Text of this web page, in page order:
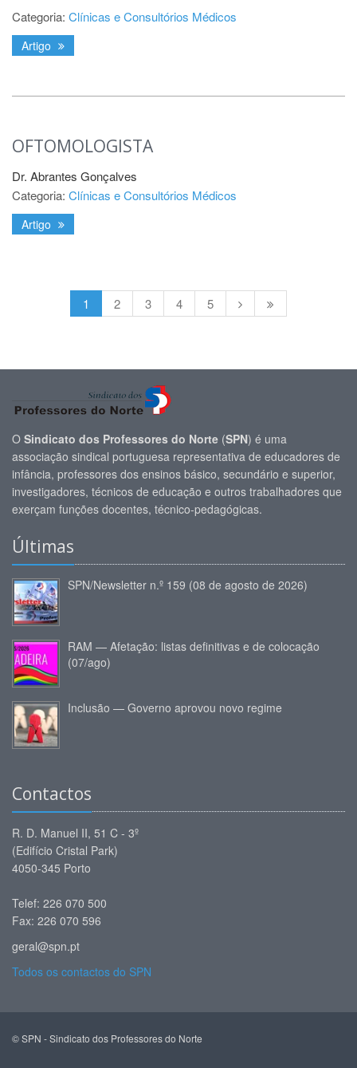
Categoria: Clínicas e Consultórios Médicos
Artigo
OFTOMOLOGISTA
Dr. Abrantes Gonçalves
Categoria: Clínicas e Consultórios Médicos
Artigo
1 2 3 4 5
O Sindicato dos Professores do Norte (SPN) é uma
associação sindical portuguesa representativa de educadores de
infância, professores dos ensinos básico, secundário e superior,
investigadores, técnicos de educação e outros trabalhadores que
exerçam funções docentes, técnico-pedagógicas.
Últimas
SPN/Newsletter n.º 159 (08 de agosto de 2026)
RAM — Afetação: listas definitivas e de colocação
(07/ago)
Inclusão — Governo aprovou novo regime
Contactos
R. D. Manuel II, 51 C - 3º
(Edifício Cristal Park)
4050-345 Porto
Telef: 226 070 500
Fax: 226 070 596
geral@spn.pt
Todos os contactos do SPN
© SPN - Sindicato dos Professores do Norte